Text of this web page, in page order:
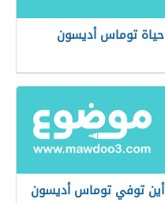
حياة توماس أديسون
أين توفي توماس أديسون